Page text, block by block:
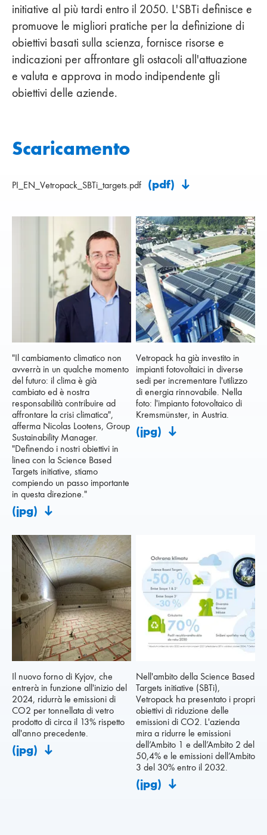
initiative al più tardi entro il 2050. L'SBTi definisce e
promuove le migliori pratiche per la definizione di
obiettivi basati sulla scienza, fornisce risorse e
indicazioni per affrontare gli ostacoli all'attuazione
e valuta e approva in modo indipendente gli
obiettivi delle aziende.
Scaricamento
PI_EN_Vetropack_SBTi_targets.pdf (pdf)
"Il cambiamento climatico non
avverrà in un qualche momento
del futuro: il clima è già
cambiato ed è nostra
responsabilità contribuire ad
affrontare la crisi climatica",
afferma Nicolas Lootens, Group
Sustainability Manager.
"Definendo i nostri obiettivi in
linea con la Science Based
Targets initiative, stiamo
compiendo un passo importante
in questa direzione."
(jpg)
Vetropack ha già investito in
impianti fotovoltaici in diverse
sedi per incrementare l'utilizzo
di energia rinnovabile. Nella
foto: l'impianto fotovoltaico di
Kremsmünster, in Austria.
(jpg)
Il nuovo forno di Kyjov, che
entrerà in funzione all'inizio del
2024, ridurrà le emissioni di
CO2 per tonnellata di vetro
prodotto di circa il 13% rispetto
all'anno precedente.
(jpg)
Nell'ambito della Science Based
Targets initiative (SBTi),
Vetropack ha presentato i propri
obiettivi di riduzione delle
emissioni di CO2. L'azienda
mira a ridurre le emissioni
dell’Ambito 1 e dell’Ambito 2 del
50,4% e le emissioni dell’Ambito
3 del 30% entro il 2032.
(jpg)